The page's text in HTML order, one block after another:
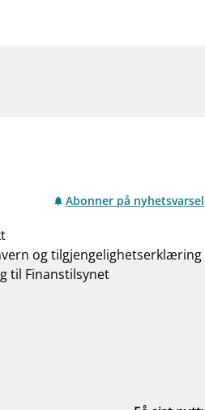
Abonner på nyhetsvarsel
og tilgjengelighetserklæring
til Finanstilsynet